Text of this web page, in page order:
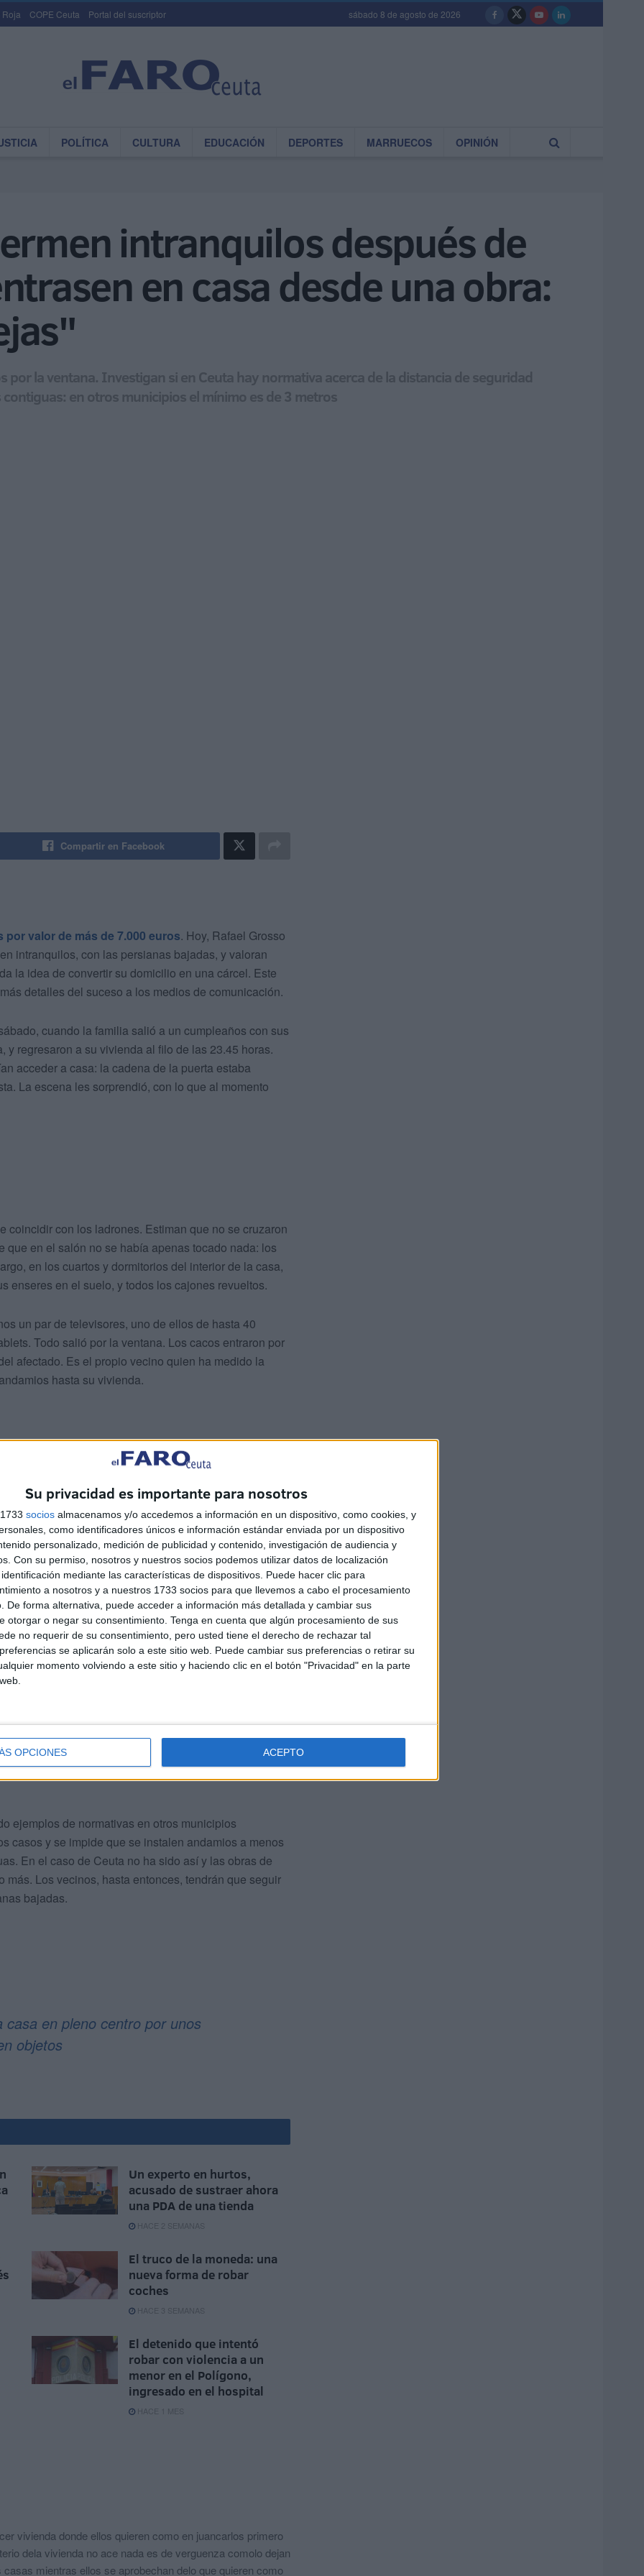
Su privacidad es importante para nosotros
socios almacenamos y/o accedemos a información en un dispositivo, como cookies, y
como identificadores únicos e información estándar enviada por un dispositivo
personalizado, medición de publicidad y contenido, investigación de audiencia y
Con su permiso, nosotros y nuestros socios podemos utilizar datos de localización
mediante las características de dispositivos. Puede hacer clic para
a nosotros y a nuestros 1733 socios para que llevemos a cabo el procesamiento
De forma alternativa, puede acceder a información más detallada y cambiar sus
otorgar o negar su consentimiento. Tenga en cuenta que algún procesamiento de sus
no requerir de su consentimiento, pero usted tiene el derecho de rechazar tal
se aplicarán solo a este sitio web. Puede cambiar sus preferencias o retirar su
momento volviendo a este sitio y haciendo clic en el botón "Privacidad" en la parte
OPCIONES ACEPTO
Roja COPE Ceuta Portal del suscriptor sábado 8 de agosto de 2026
POLÍTICA CULTURA EDUCACIÓN DEPORTES MARRUECOS OPINIÓN
intranquilos después de
en casa desde una obra:
la ventana. Investigan si en Ceuta hay normativa acerca de la distancia de seguridad
en otros municipios el mínimo es de 3 metros
Compartir en Facebook
valor de más de 7.000 euros. Hoy, Rafael Grosso
intranquilos, con las persianas bajadas, y valoran
la idea de convertir su domicilio en una cárcel. Este
detalles del suceso a los medios de comunicación.
cuando la familia salió a un cumpleaños con sus
regresaron a su vivienda al filo de las 23.45 horas.
acceder a casa: la cadena de la puerta estaba
La escena les sorprendió, con lo que al momento
coincidir con los ladrones. Estiman que no se cruzaron
en el salón no se había apenas tocado nada: los
en los cuartos y dormitorios del interior de la casa,
enseres en el suelo, y todos los cajones revueltos.
un par de televisores, uno de ellos de hasta 40
Todo salió por la ventana. Los cacos entraron por
afectado. Es el propio vecino quien ha medido la
hasta su vivienda.
responsabilidades en el caso
que estas obras contaban con seguridad. En
esta le confirmó que no es así: no hay seguridad ni
materiales de estos trabajos sí estarían bajo llave.
abogada, ya ha comenzado a hacer sus propias
es posible que una obra se ejecute instalando
ubica el bloque. La respuesta desde la Ciudad
y licencias y que en la normativa al parecer no se
ejemplos de normativas en otros municipios
casos y se impide que se instalen andamios a menos
En el caso de Ceuta no ha sido así y las obras de
Los vecinos, hasta entonces, tendrán que seguir
bajadas.
en pleno centro por unos
objetos
Un experto en hurtos,
acusado de sustraer ahora
una PDA de una tienda
HACE 2 SEMANAS
El truco de la moneda: una
nueva forma de robar
coches
HACE 3 SEMANAS
El detenido que intentó
robar con violencia a un
menor en el Polígono,
ingresado en el hospital
HACE 1 MES
vivienda donde ellos quieren como en juancarlos primero
dela vivienda no ace nada es de verguenza comolo dejan
mientras ellos se aprobechan delo que quieren como